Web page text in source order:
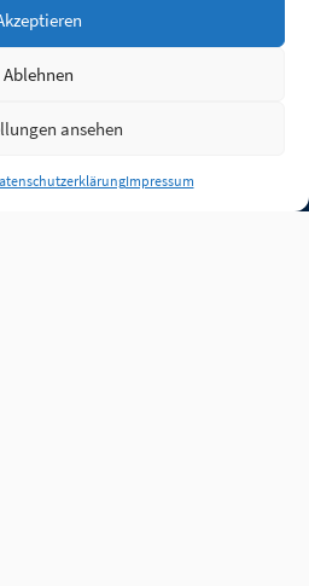
Ablehnen
ansehen
Impressum
FAQ Quellen